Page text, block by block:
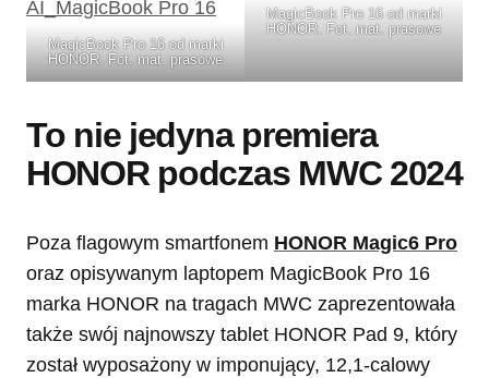
MagicBook Pro 16 od marki
HONOR. Fot. mat. prasowe
MagicBook Pro 16 od marki
HONOR. Fot. mat. prasowe
To nie jedyna premiera
HONOR podczas MWC 2024
Poza flagowym smartfonem HONOR Magic6 Pro
oraz opisywanym laptopem MagicBook Pro 16
marka HONOR na tragach MWC zaprezentowała
także swój najnowszy tablet HONOR Pad 9, który
został wyposażony w imponujący, 12,1-calowy